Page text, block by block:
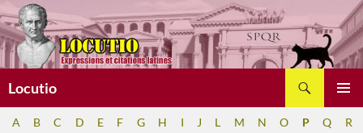
Aller
au
contenu
Locutio
A B C D E F G H I J L M N O P Q R